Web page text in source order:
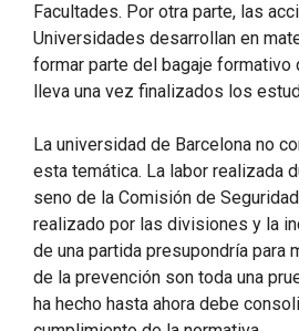
Facultades. Por otra parte, las
Universidades desarrollan en
formar parte del bagaje formativo
lleva una vez finalizados los
La universidad de Barcelona no
esta temática. La labor realizada
seno de la Comisión de
realizado por las divisiones y la
de una partida presupondría para
de la prevención son toda una
ha hecho hasta ahora debe